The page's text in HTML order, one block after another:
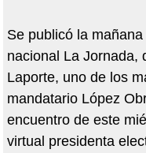
Se publicó la
nacional La Jornada,
Laporte, uno de los
mandatario López
encuentro de este
virtual presidenta